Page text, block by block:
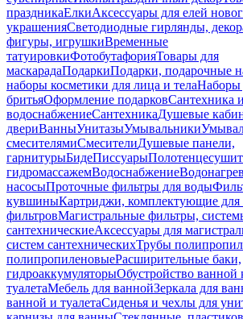
праздникаЕлкиАксессуары для елей
украшенияСветодиодные гирлянды,
фигуры, игрушкиВременные
татуировкиФотобутафорияТовары для
маскарадаПодаркиПодарки, подарочные
наборы косметики для лица и телаНаборы
бритьяОформление подарковСантехника и
водоснабжениеСантехникаДушевые
двериВанныУнитазыУмывальники
смесителямиСмесителиДушевые панели,
гарнитурыБидеПиссуары
гидромассажемВодоснабжение
насосыПроточные фильтры для воды
кувшиныКартриджи, комплектующие для
фильтровМагистральные фильтры,
сантехническиеАксессуары для
систем сантехническихТрубы
полипропиленовыеРасширительные баки,
гидроаккумуляторыОбустройство ванной
туалетаМебель для ваннойЗеркала для
ванной и туалетаСиденья и чехлы для